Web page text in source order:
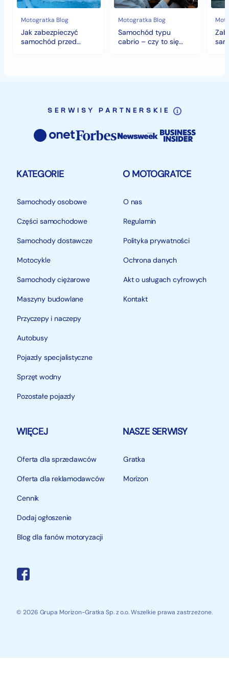
Samochód do obejrzenia w Sosnowcu na ulicy Orląt
Lwowskich 115
i
deszczem?
Motogratka Blog
Jak zabezpieczyć
samochód przed
się
opłaca
w
polskim
klimacie?
Motogratka Blog
Samochód typu
cabrio – czy to się
SERWISY PARTNERSKIE
KATEGORIE
Samochody osobowe
Części samochodowe
Samochody dostawcze
Motocykle
Samochody ciężarowe
Maszyny budowlane
Przyczepy i naczepy
Autobusy
Pojazdy specjalistyczne
Sprzęt wodny
Pozostałe pojazdy
O MOTOGRATCE
O nas
Regulamin
Polityka prywatności
Ochrona danych
Akt o usługach cyfrowych
Kontakt
WIĘCEJ
Oferta dla sprzedawców
Oferta dla reklamodawców
Cennik
Dodaj ogłoszenie
Blog dla fanów motoryzacji
NASZE SERWISY
Gratka
Morizon
© 2026 Grupa Morizon-Gratka Sp. z o.o. Wszelkie prawa zastrzeżone.